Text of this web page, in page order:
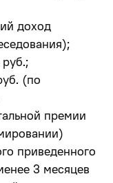
доход
(по
премии
приведенного
3 месяцев